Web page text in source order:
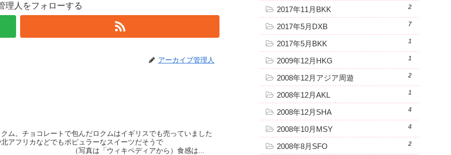
理人をフォローする
アーカイブ管理人
ム。チョコレートで包んだロクムはイギリスでも売っていました
アフリカなどでもポピュラーなスイーツだそうで
ウィキペディアから）食感は...
2017年11月BKK 2
2017年5月DXB 7
2017年5月BKK 1
2009年12月HKG 1
2008年12月アジア周遊 2
2008年12月AKL 1
2008年12月SHA 4
2008年10月MSY 4
2008年8月SFO 2